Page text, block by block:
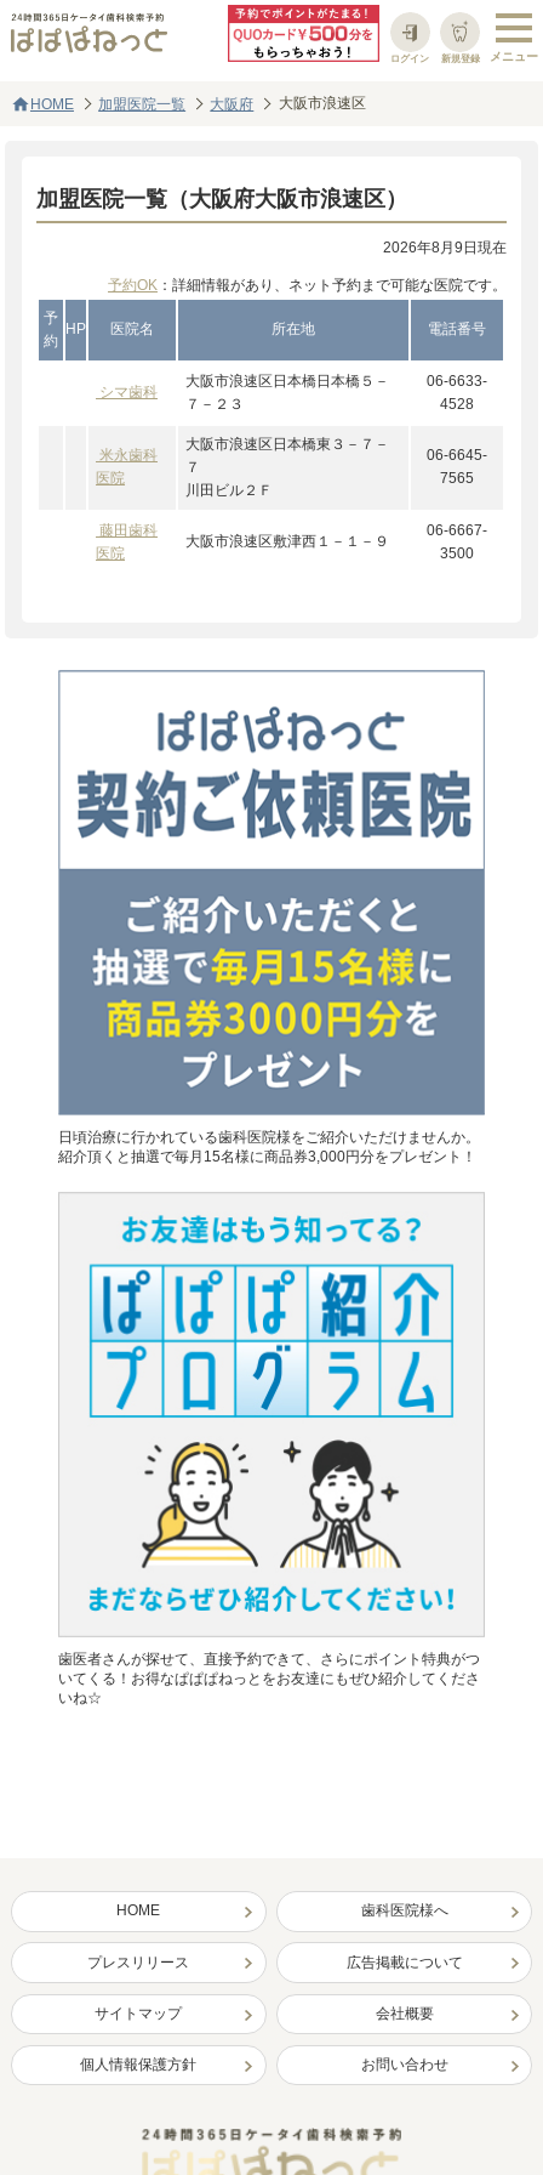
新規登録
ログイン
homeHOME 加盟医院一覧 大阪府 大阪市浪速区
加盟医院一覧（大阪府大阪市浪速区）
2026年8月9日現在
予約OK：詳細情報があり、ネット予約まで可能な医院です。
予
約
HP 医院名 所在地 電話番号
シマ歯科
大阪市浪速区日本橋日本橋５－
７－２３
06-6633-
4528
米永歯科
医院
大阪市浪速区日本橋東３－７－
７
川田ビル２Ｆ
06-6645-
7565
藤田歯科
医院
大阪市浪速区敷津西１－１－９
06-6667-
3500
日頃治療に行かれている歯科医院様をご紹介いただけませんか。
紹介頂くと抽選で毎月15名様に商品券3,000円分をプレゼント！
歯医者さんが探せて、直接予約できて、さらにポイント特典がつ
いてくる！お得なぱぱぱねっとをお友達にもぜひ紹介してくださ
いね☆
HOME 歯科医院様へ
プレスリリース 広告掲載について
サイトマップ 会社概要
個人情報保護方針 お問い合わせ